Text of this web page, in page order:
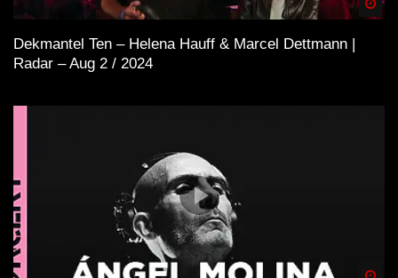
Dekmantel Ten – Helena Hauff & Marcel Dettmann |
Radar – Aug 2 / 2024